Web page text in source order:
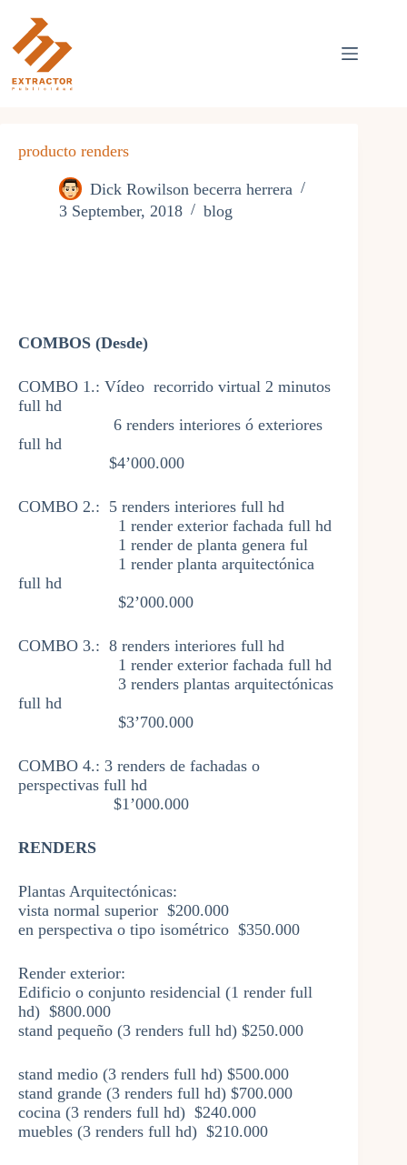
content
producto renders
Dick Rowilson becerra herrera
3 September, 2018
blog
COMBOS (Desde)
COMBO 1.: Vídeo recorrido virtual 2 minutos
full hd
6 renders interiores ó exteriores
full hd
$4’000.000​
COMBO 2.: 5 renders interiores full hd
1 render exterior fachada full hd
1 render de planta genera ful
1 render planta arquitectónica
full hd
$2’000.000
COMBO 3.: 8 renders interiores full hd
1 render exterior fachada full hd
3 renders plantas arquitectónicas
full hd
$3’700.000
COMBO 4.: 3 renders de fachadas o
perspectivas full hd
$1’000.000
RENDERS
Plantas Arquitectónicas:
vista normal superior $200.000
en perspectiva o tipo isométrico $350.000
Render exterior:
Edificio o conjunto residencial (1 render full
hd) $800.000
stand pequeño (3 renders full hd) $250.000
stand medio (3 renders full hd) $500.000
stand grande (3 renders full hd) $700.000
cocina (3 renders full hd) $240.000
muebles (3 renders full hd) $210.000​